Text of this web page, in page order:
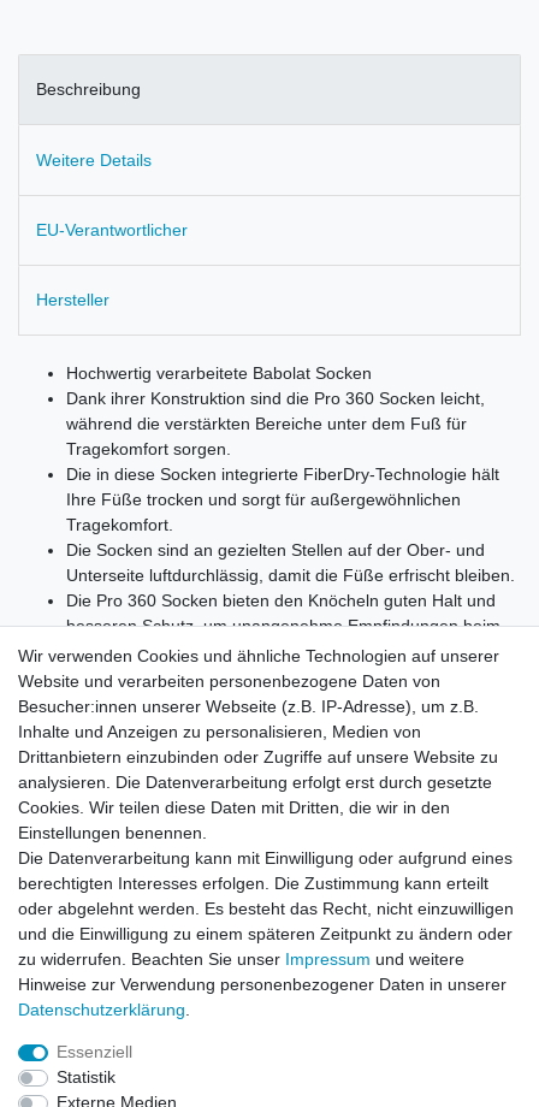
Beschreibung
Weitere Details
EU-Verantwortlicher
Hersteller
Hochwertig verarbeitete Babolat Socken
Dank ihrer Konstruktion sind die Pro 360 Socken leicht,
während die verstärkten Bereiche unter dem Fuß für
Tragekomfort sorgen.
Die in diese Socken integrierte FiberDry-Technologie hält
Ihre Füße trocken und sorgt für außergewöhnlichen
Tragekomfort.
Die Socken sind an gezielten Stellen auf der Ober- und
Unterseite luftdurchlässig, damit die Füße erfrischt bleiben.
Die Pro 360 Socken bieten den Knöcheln guten Halt und
besseren Schutz, um unangenehme Empfindungen beim
Laufen zu vermeiden.
Material: 65 % Polyamid 34 % Dri-Release 1 % Elasthan
Lieferumfang: 1 Paar
BABOLAT PRO 360 5MA1322-2036:
EU 39/42 US 6,5/8,5 UK 6/8
EU 43/46 US 9,5/11,5 UK 9/11
E-62632 EU 47/50 US 12,5/15 UK 12/14,5
Leitsätze
Versandinformationen
Wir verwenden Cookies und ähnliche Technologien auf unserer
Website und verarbeiten personenbezogene Daten von
Besucher:innen unserer Webseite (z.B. IP-Adresse), um z.B.
Inhalte und Anzeigen zu personalisieren, Medien von
Drittanbietern einzubinden oder Zugriffe auf unsere Website zu
analysieren. Die Datenverarbeitung erfolgt erst durch gesetzte
Cookies. Wir teilen diese Daten mit Dritten, die wir in den
Einstellungen benennen.
Die Datenverarbeitung kann mit Einwilligung oder aufgrund eines
berechtigten Interesses erfolgen. Die Zustimmung kann erteilt
oder abgelehnt werden. Es besteht das Recht, nicht einzuwilligen
und die Einwilligung zu einem späteren Zeitpunkt zu ändern oder
zu widerrufen. Beachten Sie unser Impressum und weitere
Hinweise zur Verwendung personenbezogener Daten in unserer
Daten­schutz­erklärung
Essenziell
Statistik
Externe Medien